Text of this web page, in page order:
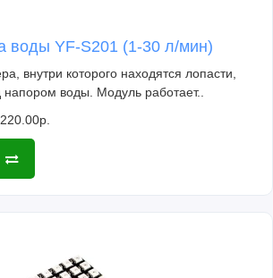
воды YF-S201 (1-30 л/мин)
внутри которого находятся лопасти,
воды. Модуль работает..